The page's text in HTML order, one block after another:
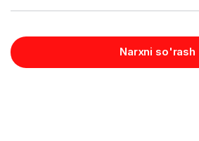
Narxni so'rash